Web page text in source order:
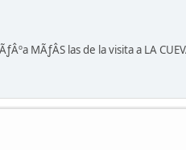
las de la visita a LA